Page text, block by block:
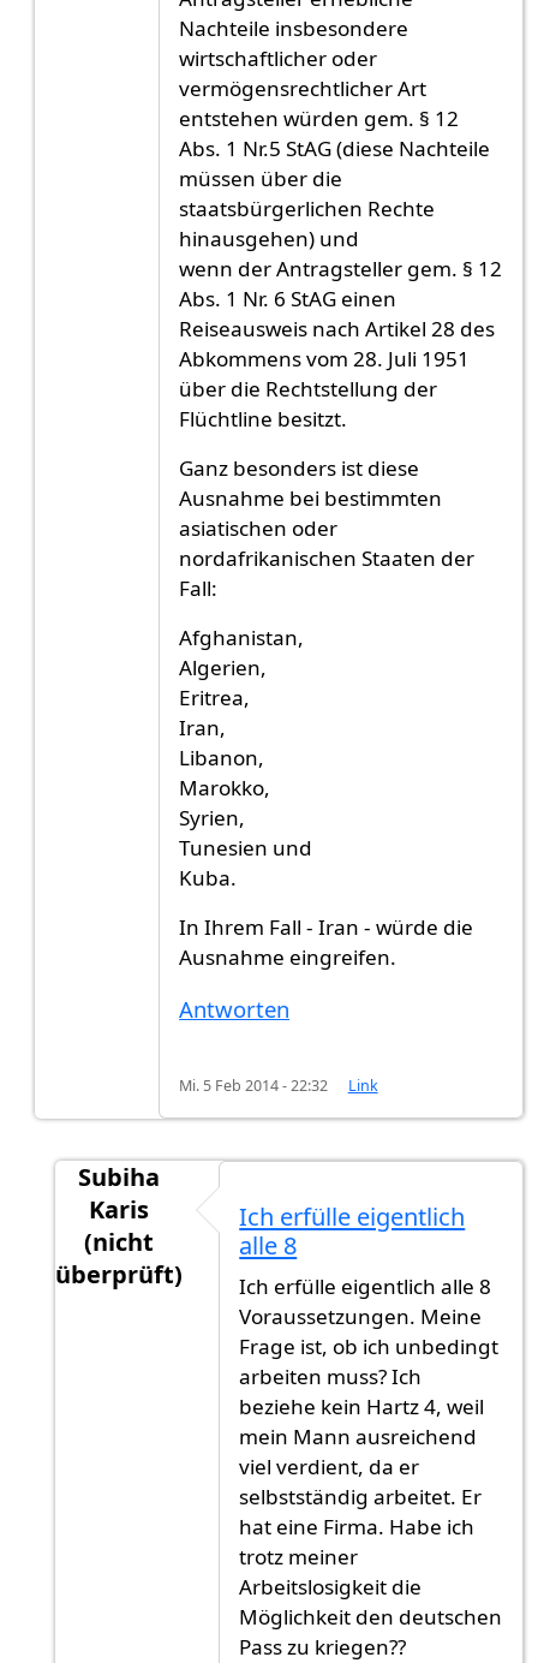
Nachteile insbesondere
wirtschaftlicher oder
vermögensrechtlicher Art
entstehen würden gem. § 12
Abs. 1 Nr.5 StAG (diese Nachteile
müssen über die
staatsbürgerlichen Rechte
hinausgehen) und
wenn der Antragsteller gem. § 12
Abs. 1 Nr. 6 StAG einen
Reiseausweis nach Artikel 28 des
Abkommens vom 28. Juli 1951
über die Rechtstellung der
Flüchtline besitzt.
Ganz besonders ist diese
Ausnahme bei bestimmten
asiatischen oder
nordafrikanischen Staaten der
Fall:
Afghanistan,
Algerien,
Eritrea,
Iran,
Libanon,
Marokko,
Syrien,
Tunesien und
Kuba.
In Ihrem Fall - Iran - würde die
Ausnahme eingreifen.
Antworten
Mi. 5 Feb 2014 - 22:32 Link
Subiha
Karis
(nicht
überprüft)
Hallo Mohsen, in Ihrem Fall
Ich erfülle eigentlich
alle 8
Ich erfülle eigentlich alle 8
Voraussetzungen. Meine
Frage ist, ob ich unbedingt
arbeiten muss? Ich
beziehe kein Hartz 4, weil
mein Mann ausreichend
viel verdient, da er
selbstständig arbeitet. Er
hat eine Firma. Habe ich
trotz meiner
Arbeitslosigkeit die
Möglichkeit den deutschen
Pass zu kriegen??